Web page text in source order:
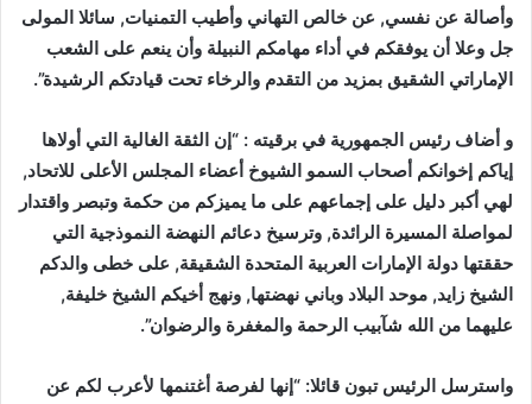
وأصالة عن نفسي, عن خالص التهاني وأطيب التمنيات, سائلا المولى
جل وعلا أن يوفقكم في أداء مهامكم النبيلة وأن ينعم على الشعب
الإماراتي الشقيق بمزيد من التقدم والرخاء تحت قيادتكم الرشيدة”.
و أضاف رئيس الجمهورية في برقيته : “إن الثقة الغالية التي أولاها
إياكم إخوانكم أصحاب السمو الشيوخ أعضاء المجلس الأعلى للاتحاد,
لهي أكبر دليل على إجماعهم على ما يميزكم من حكمة وتبصر واقتدار
لمواصلة المسيرة الرائدة, وترسيخ دعائم النهضة النموذجية التي
حققتها دولة الإمارات العربية المتحدة الشقيقة, على خطى والدكم
الشيخ زايد, موحد البلاد وباني نهضتها, ونهج أخيكم الشيخ خليفة,
عليهما من الله شآبيب الرحمة والمغفرة والرضوان”.
واسترسل الرئيس تبون قائلا: “إنها لفرصة أغتنمها لأعرب لكم عن